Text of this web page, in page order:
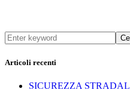
Articoli recenti
SICUREZZA